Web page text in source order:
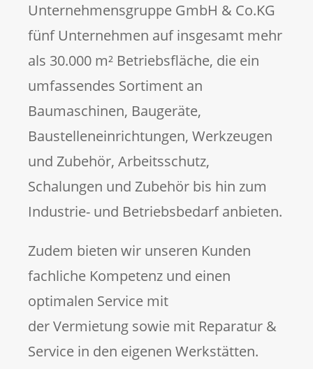
Unternehmensgruppe GmbH & Co.KG
fünf Unternehmen auf insgesamt mehr
als 30.000 m² Betriebsfläche, die ein
umfassendes Sortiment an
Baumaschinen, Baugeräte,
Baustelleneinrichtungen, Werkzeugen
und Zubehör, Arbeitsschutz,
Schalungen und Zubehör bis hin zum
Industrie- und Betriebsbedarf anbieten.
Zudem bieten wir unseren Kunden
fachliche Kompetenz und einen
optimalen Service mit
der Vermietung sowie mit Reparatur &
Service in den eigenen Werkstätten.